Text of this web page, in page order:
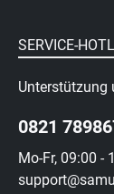
SERVICE-
Unterstützung
0821
Mo-Fr, 09:00 -